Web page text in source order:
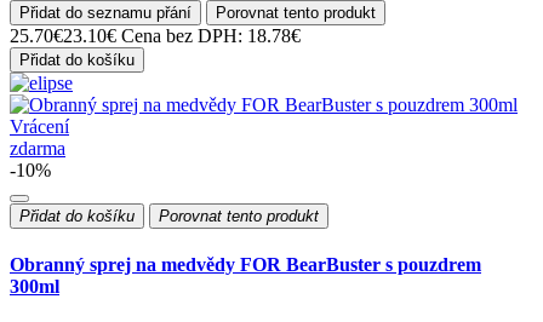
Přidat do seznamu přání Porovnat tento produkt
25.70€23.10€ Cena bez DPH: 18.78€
Přidat do košíku
Vrácení
zdarma
-10%
Přidat do košíku Porovnat tento produkt
Obranný sprej na medvědy FOR BearBuster s pouzdrem
300ml